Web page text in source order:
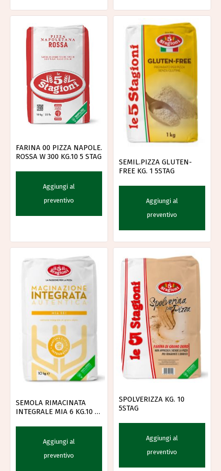
FARINA 00 PIZZA NAPOLE.
ROSSA W 300 KG.10 5 STAG
Aggiungi al
preventivo
SEMIL.PIZZA GLUTEN-
FREE KG. 1 5STAG
Aggiungi al
preventivo
SEMOLA RIMACINATA
INTEGRALE MIA 6 KG.10 5
Aggiungi al
preventivo
SPOLVERIZZA KG. 10
5STAG
Aggiungi al
preventivo